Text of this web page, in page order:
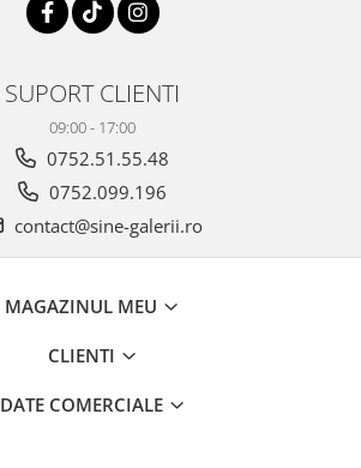
SUPORT CLIENTI
09:00 - 17:00
0752.51.55.48
0752.099.196
contact@sine-galerii.ro
MAGAZINUL MEU
CLIENTI
DATE COMERCIALE